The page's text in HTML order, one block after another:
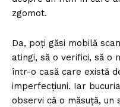
zgomot.
Da, poți găsi mobilă
atingi, să o verifici, să o
într-o casă care există
imperfecțiuni. Iar
observi că o măsuță, un